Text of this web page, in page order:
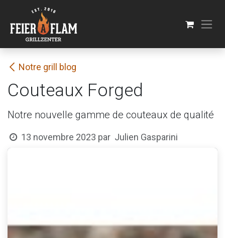
Se rendre au contenu
Notre grill blog
Couteaux Forged
Notre nouvelle gamme de couteaux de qualité
13 novembre 2023 par Julien Gasparini